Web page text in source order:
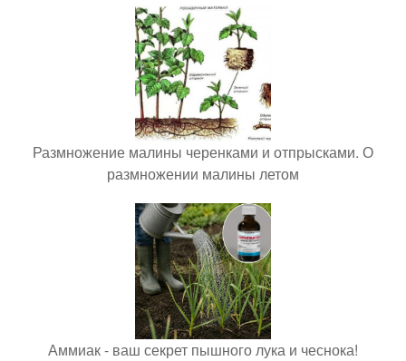
Размножение малины черенками и отпрысками. О
размножении малины летом
Аммиак - ваш секрет пышного лука и чеснока!